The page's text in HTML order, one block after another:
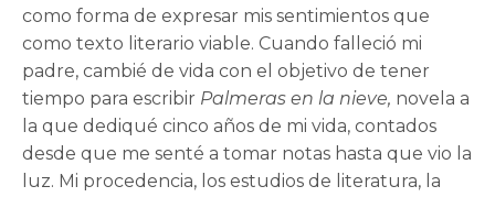
como forma de expresar mis sentimientos que
como texto literario viable. Cuando falleció mi
padre, cambié de vida con el objetivo de tener
tiempo para escribir Palmeras en la nieve, novela a
la que dediqué cinco años de mi vida, contados
desde que me senté a tomar notas hasta que vio la
luz. Mi procedencia, los estudios de literatura, la